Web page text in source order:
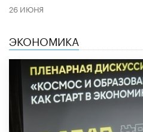
26 ИЮНЯ
ЭКОНОМИКА